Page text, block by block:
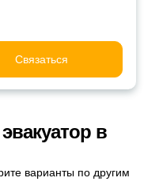
Связаться
в
варианты по другим